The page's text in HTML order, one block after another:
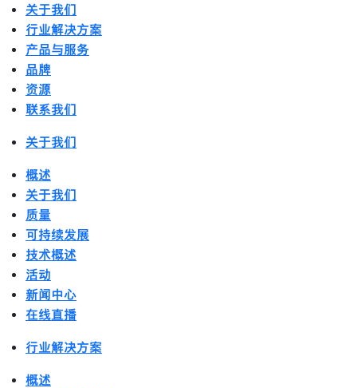
关于我们
行业解决方案
产品与服务
品牌
资源
联系我们
关于我们
概述
关于我们
质量
可持续发展
技术概述
活动
新闻中心
在线直播
行业解决方案
概述